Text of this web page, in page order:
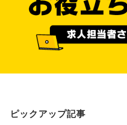
ピックアップ記事